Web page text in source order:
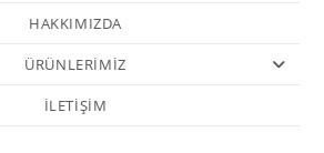
HAKKIMIZDA
ÜRÜNLERİMİZ
İLETİŞİM